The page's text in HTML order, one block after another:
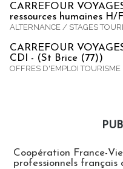
CARREFOUR
ressources humaines
ALTERNANCE / STAGES
CARREFOUR
CDI - (St Brice (77))
OFFRES D'EMPLOI TOURISME
Coopération France-
professionnels français